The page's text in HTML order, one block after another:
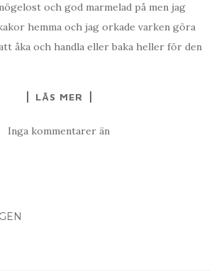
och god marmelad på men jag
hemma och jag orkade varken göra
åka och handla eller baka heller för den
LÄS MER
Inga kommentarer än